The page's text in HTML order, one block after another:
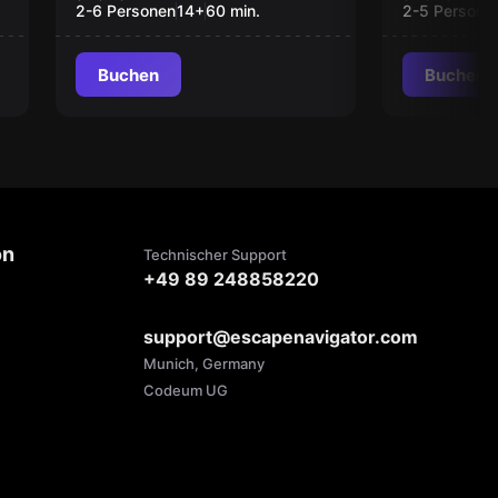
2-6 Personen14+60 min.
Buchen
2-5
Buchen
Technischer Support
+49 89 248858220
support@escapenavigator.com
Munich, Germany
Codeum UG